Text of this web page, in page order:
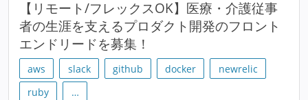
【リモート/フレックスOK】医療・介護従事
者の生涯を支えるプロダクト開発のフロント
エンドリードを募集！
aws slack github docker
newrelic
ruby
…